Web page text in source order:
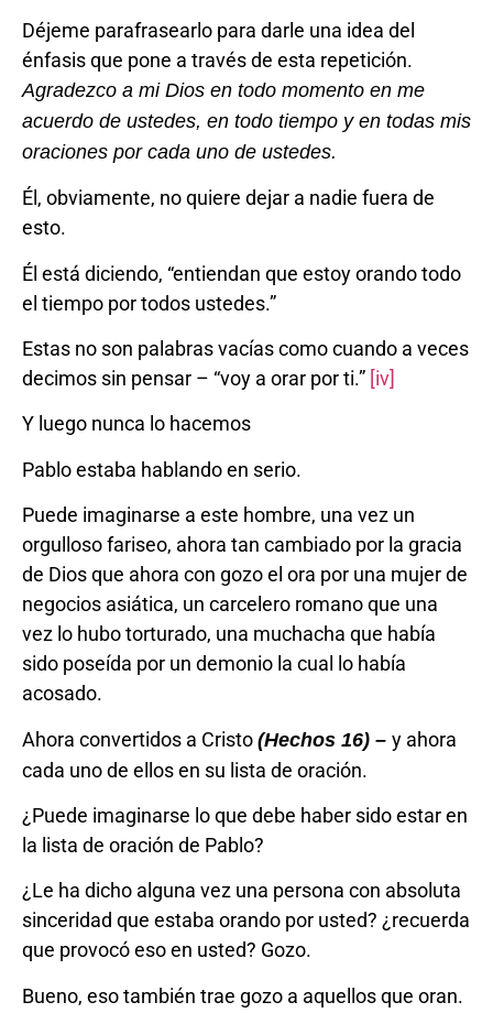
Déjeme parafrasearlo para darle una idea del
énfasis que pone a través de esta repetición.
Agradezco a mi Dios en todo momento en me
acuerdo de ustedes, en todo tiempo y en todas mis
oraciones por cada uno de ustedes.
Él, obviamente, no quiere dejar a nadie fuera de
esto.
Él está diciendo, “entiendan que estoy orando todo
el tiempo por todos ustedes.”
Estas no son palabras vacías como cuando a veces
decimos sin pensar – “voy a orar por ti.” [iv]
Y luego nunca lo hacemos
Pablo estaba hablando en serio.
Puede imaginarse a este hombre, una vez un
orgulloso fariseo, ahora tan cambiado por la gracia
de Dios que ahora con gozo el ora por una mujer de
negocios asiática, un carcelero romano que una
vez lo hubo torturado, una muchacha que había
sido poseída por un demonio la cual lo había
acosado.
Ahora convertidos a Cristo (Hechos 16) – y ahora
cada uno de ellos en su lista de oración.
¿Puede imaginarse lo que debe haber sido estar en
la lista de oración de Pablo?
¿Le ha dicho alguna vez una persona con absoluta
sinceridad que estaba orando por usted? ¿recuerda
que provocó eso en usted? Gozo.
Bueno, eso también trae gozo a aquellos que oran.